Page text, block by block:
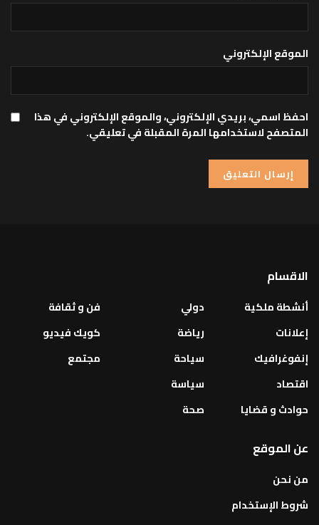
الموقع الإلكتروني
احفظ اسمي، بريدي الإلكتروني، والموقع الإلكتروني في هذا
المتصفح لاستخدامها المرة المقبلة في تعليقي.
الاقسام
أنشطة ملكية
إعلانات
إنفوغرافيك
اقتصاد
حوادث و قضايا
دولي
رياضة
سياحة
سياسة
صحة
فن و ثقافة
كويك فيديو
مجتمع
عن الموقع
من نحن
شروط الإستخدام